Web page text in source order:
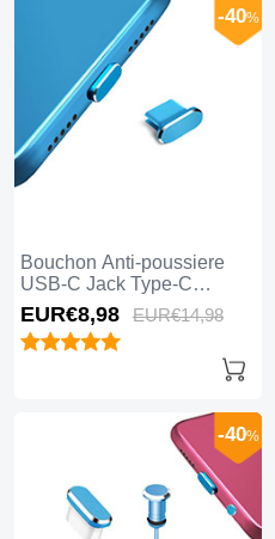
Bouchon Anti-poussiere
USB-C Jack Type-C
Universel H14 Bleu
-40%
EUR€8,98 EUR€14,98
-40%